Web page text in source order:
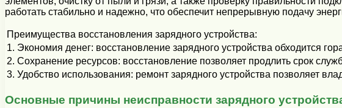
работать стабильно и надежно, что обеспечит непрерывную подачу
Преимущества восстановления зарядного устройства:
1. Экономия денег: восстановление зарядного устройства обходится
2. Сохранение ресурсов: восстановление позволяет продлить срок
3. Удобство использования: ремонт зарядного устройства позволяет
Основные причины неисправности зарядного